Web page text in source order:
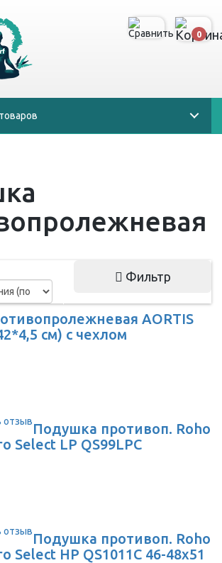
0
Фильтр
AORTIS
см) с чехлом
отзывПодушка противоп. Roho
Select LP QS99LPC
отзывПодушка противоп. Roho
Select HP QS1011C 46-48x51